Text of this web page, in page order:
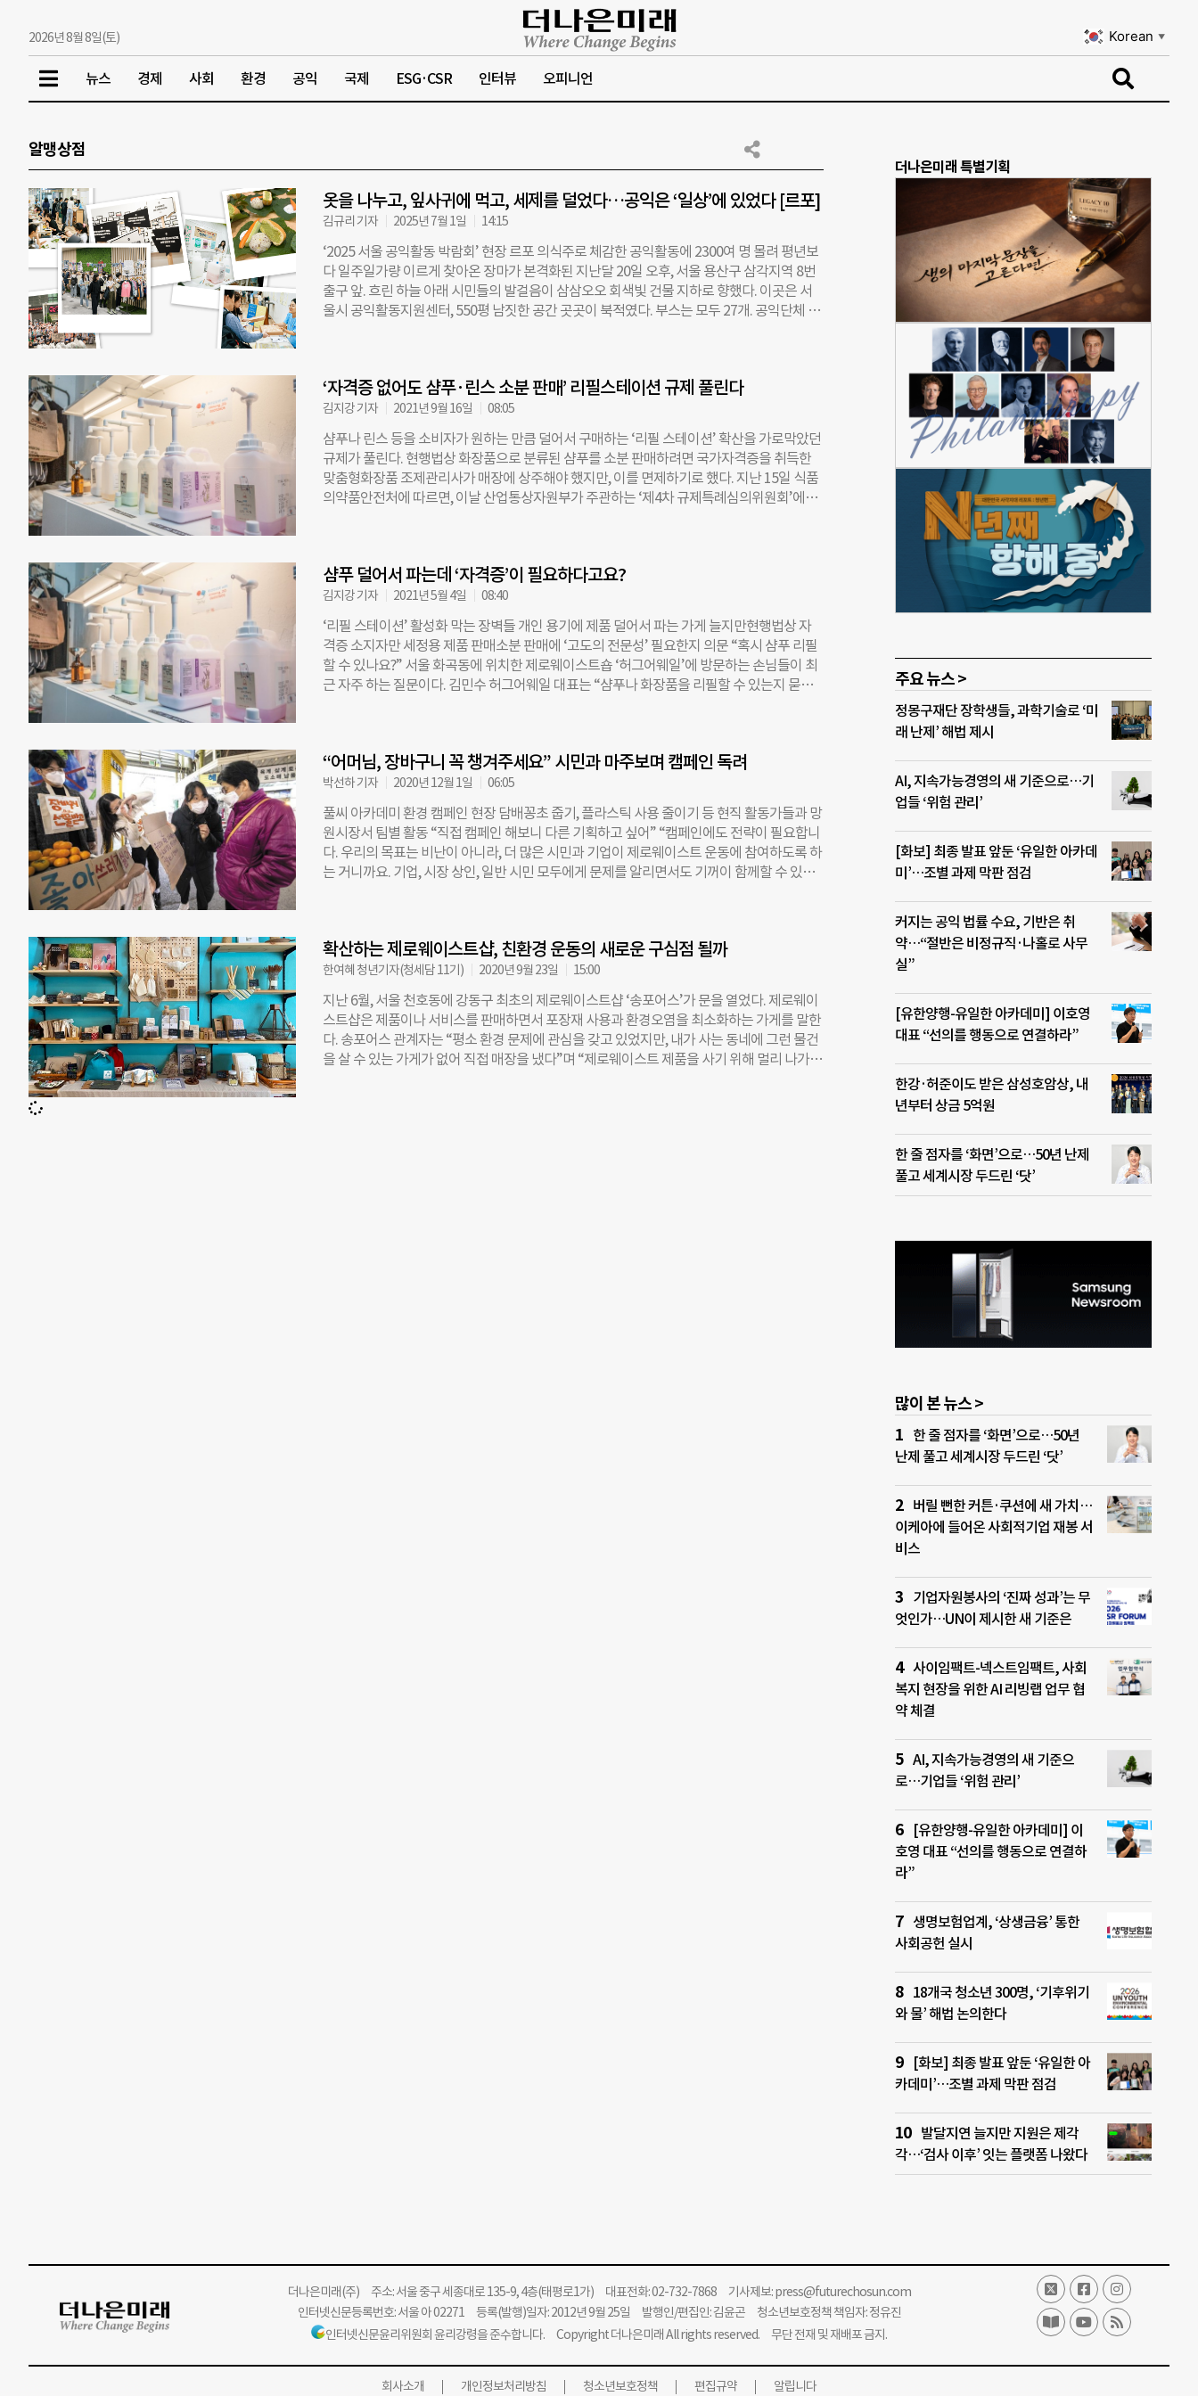
2026년 8월 8일(토) Korean ▼
뉴스 경제 사회 환경 공익 국제 ESG·CSR 인터뷰 오피니언
알맹상점
옷을 나누고, 잎사귀에 먹고, 세제를 덜었다…공익은 ‘일상’에 있었다 [르포]
김규리 기자 2025년 7월 1일 14:15
‘2025 서울 공익활동 박람회’ 현장 르포 의식주로 체감한 공익활동에 2300여 명 몰려 평년보
다 일주일가량 이르게 찾아온 장마가 본격화된 지난달 20일 오후, 서울 용산구 삼각지역 8번
출구 앞. 흐린 하늘 아래 시민들의 발걸음이 삼삼오오 회색빛 건물 지하로 향했다. 이곳은 서
울시 공익활동지원센터, 550평 남짓한 공간 곳곳이 북적였다. 부스는 모두 27개. 공익단체 17
이렇게 말했다. 박람회 표어는 ‘나만의 공익활동 보물찾기 in 삼각지’. 실제 행사장에는 오감
으로 체험할 수 있는 프로그램이 촘촘히 배치돼 ‘공익’을 낯설지 않게 풀어냈다. 6월 20일부터
21일까지 이틀간 열린 ‘2025 서울 공익활동 박람회’ 현장에는 시민 2300여 명이 몰렸다. ◇
“이 옷은요…엄마한테 받은 건데요” 입구에 들어서자마자 마주친 건 ‘다시입다연구소’의 물
물교환 부스였다. 이름도 눈에 띄었다. ‘21% 파티’. 사람들은 옷을 조심스레 꺼내고, 누군가는
손에 들고 이리저리 살폈다. 사놓고 입지 않은 옷의 비율 21%. 그 옷들을 다른 이와 1:1로 바
꾸는 자리였다. 1인당 최대 3개의 옷이나 패션잡화를 가져오면 동일 수량만큼 원하는 물품으
‘자격증 없어도 샴푸·린스 소분 판매’ 리필스테이션 규제 풀린다
김지강 기자 2021년 9월 16일 08:05
샴푸나 린스 등을 소비자가 원하는 만큼 덜어서 구매하는 ‘리필 스테이션’ 확산을 가로막았던
규제가 풀린다. 현행법상 화장품으로 분류된 샴푸를 소분 판매하려면 국가자격증을 취득한
맞춤형화장품 조제관리사가 매장에 상주해야 했지만, 이를 면제하기로 했다. 지난 15일 식품
의약품안전처에 따르면, 이날 산업통상자원부가 주관하는 ‘제4차 규제특례심의위원회’에서
테이션이 규제 샌드박스 문턱을 넘으면서 앞으로 2년간 시범사업이 진행된다. 시범사업 대상
은 알맹상점 망원점·서울역점, 보탬상점, 카페이공, 이니스프리 직영점 3곳 등 총 7곳이다. 매
장에는 맞춤형화장품 조제관리사 대신 대한화장품협회가 진행하는 화장품 관리 교육·훈련
을 받은 직원이 배치된다. 소비자들은 샴푸, 린스, 바디클렌져, 액체비누 등 인체 세정용 화장
품 4종을 원하는 만큼의 양만 구입할 수 있다. 식약처는 “화장품 리필 문화가 확산으로 플라스
틱 포장재 사용이 줄어들면 탄소중립 실현에도 기여할 것으로 기대한다”고 밝혔다. 리필 스테
이션은 플라스틱 감축의 대안 중 하나로 꼽힌다. 하지만 샴푸나 린스 등을 소분 판매하려면 맞
리사 자격시험’의 합격률은 7.2%에 그쳤다. 식약처에 따르면, 지난 9월10일 기준 전국에 리
필 전문 업소는 13개에 불과하다. 고금숙 알맹상점 공동대표는 “유럽에서는 리필 스테이션
운영에 별도의 규제를 두지 않기 때문에 이미 활성화됐다”면서 “국내에도
샴푸 덜어서 파는데 ‘자격증’이 필요하다고요?
김지강 기자 2021년 5월 4일 08:40
‘리필 스테이션’ 활성화 막는 장벽들 개인 용기에 제품 덜어서 파는 가게 늘지만현행법상 자
격증 소지자만 세정용 제품 판매소분 판매에 ‘고도의 전문성’ 필요한지 의문 “혹시 샴푸 리필
할 수 있나요?” 서울 화곡동에 위치한 제로웨이스트숍 ‘허그어웨일’에 방문하는 손님들이 최
근 자주 하는 질문이다. 김민수 허그어웨일 대표는 “샴푸나 화장품을 리필할 수 있는지 묻는
곳이 넘는 제로웨이스트숍이 운영되고 있다. 고체 비누, 고체 치약 등 친환경 제품을 판매할
뿐 아니라 곡물과 차, 세제 등을 고객이 가져온 그릇이나 병에 덜어 판매하는 ‘리필 스테이션’
코너가 마련된 곳도 있다. 허그어웨일도 리필 스테이션을 운영하고 있지만 세제, 섬유유연제
등 세탁 제품만 리필해주고 샴푸와 보디워시 같은 세정용 제품은 리필해주지 못하고 있다. 현
행법상 세정용 제품은 ‘화장품’에 해당해 개인 용기에 덜어서 판매하려면 ‘맞춤형화장품 조제
관리사’라는 자격증 소지자가 가게에 상주해야 하기 때문이다. 전국적으로 세정용 제품을 리
필할 수 있는 가게는 10곳 정도 밖에 안 되는 것으로 추정된다. 자격증 소지자를 고용해 세정
자 4353명 가운데 314명이 합격해 7.2%의 합격률을 기록했다. 2회 시험 합격률도 10.1%에
불과했다. 지난해 10월에는 청와대 국민청원에 이 시험이
“어머님, 장바구니 꼭 챙겨주세요” 시민과 마주보며 캠페인 독려
박선하 기자 2020년 12월 1일 06:05
풀씨 아카데미 환경 캠페인 현장 담배꽁초 줍기, 플라스틱 사용 줄이기 등 현직 활동가들과 망
원시장서 팀별 활동 “직접 캠페인 해보니 다른 기획하고 싶어” “캠페인에도 전략이 필요합니
다. 우리의 목표는 비난이 아니라, 더 많은 시민과 기업이 제로웨이스트 운동에 참여하도록 하
는 거니까요. 기업, 시장 상인, 일반 시민 모두에게 문제를 알리면서도 기꺼이 함께할 수 있도
모인 청년들은 ‘풀씨 아카데미’ 3기 수강생들이다. 풀씨 아카데미는 환경문제 해결에 관심이
있는 청년들을 공익 활동가로 양성하는 프로그램으로 재단법인 숲과나눔과 조선일보 더나은
미래가 함께 운영한다. 이날 수업은 청년들이 현장 활동가들에게 캠페인의 경험과 방법을 전
수받고 직접 캠페인을 진행해보는 시간이었다. 현장에 모인 풀씨 수강생 20여 명은 제로웨이
스트 관련 교육을 들은 뒤 세 팀으로 나뉘어 각각 ▲담배꽁초 줍기 ▲유색 스티로폼 모니터링
▲비닐봉지 어택을 진행했다. 알맹상점 활동가들이 멘토로 참여해 캠페인 기획과 진행을 도
왔다. 활동가들에게 환경 캠페인의 ‘꿀팁’을 배우다 고금숙 대표는 “망원시장에서 가장 흔하
확산하는 제로웨이스트샵, 친환경 운동의 새로운 구심점 될까
한여혜 청년기자(청세담 11기) 2020년 9월 23일 15:00
지난 6월, 서울 천호동에 강동구 최초의 제로웨이스트샵 ‘송포어스’가 문을 열었다. 제로웨이
스트샵은 제품이나 서비스를 판매하면서 포장재 사용과 환경오염을 최소화하는 가게를 말한
다. 송포어스 관계자는 “평소 환경 문제에 관심을 갖고 있었지만, 내가 사는 동네에 그런 물건
을 살 수 있는 가게가 없어 직접 매장을 냈다”며 “제로웨이스트 제품을 사기 위해 멀리 나가던
더나은미래 특별기획
주요 뉴스 >
정몽구재단 장학생들, 과학기술로 ‘미
래 난제’ 해법 제시
AI, 지속가능경영의 새 기준으로…기
업들 ‘위험 관리’
[화보] 최종 발표 앞둔 ‘유일한 아카데
미’…조별 과제 막판 점검
커지는 공익 법률 수요, 기반은 취
약…“절반은 비정규직·나홀로 사무
실”
[유한양행-유일한 아카데미] 이호영
대표 “선의를 행동으로 연결하라”
한강·허준이도 받은 삼성호암상, 내
년부터 상금 5억원
한 줄 점자를 ‘화면’으로…50년 난제
풀고 세계시장 두드린 ‘닷’
많이 본 뉴스 >
한 줄 점자를 ‘화면’으로…50년
난제 풀고 세계시장 두드린 ‘닷’
버릴 뻔한 커튼·쿠션에 새 가치…
이케아에 들어온 사회적기업 재봉 서
비스
기업자원봉사의 ‘진짜 성과’는 무
엇인가…UN이 제시한 새 기준은
사이임팩트-넥스트임팩트, 사회
복지 현장을 위한 AI 리빙랩 업무 협
약 체결
AI, 지속가능경영의 새 기준으
로…기업들 ‘위험 관리’
[유한양행-유일한 아카데미] 이
호영 대표 “선의를 행동으로 연결하
라”
생명보험업계, ‘상생금융’ 통한
사회공헌 실시
18개국 청소년 300명, ‘기후위기
와 물’ 해법 논의한다
[화보] 최종 발표 앞둔 ‘유일한 아
카데미’…조별 과제 막판 점검
발달지연 늘지만 지원은 제각
각…‘검사 이후’ 잇는 플랫폼 나왔다
더나은미래(주)주소: 서울 중구 세종대로 135-9, 4층(태평로1가) 대표전화: 02-732-7868 기사제보:press@futurechosun.com
인터넷신문등록번호: 서울 아 02271 등록(발행)일자: 2012년 9월 25일 발행인/편집인: 김윤곤 청소년보호정책 책임자: 정유진
인터넷신문윤리위원회 윤리강령을 준수합니다. Copyright 더나은미래 All rights reserved. 무단 전재 및 재배포 금지.
회사소개 개인정보처리방침 청소년보호정책 편집규약 알립니다